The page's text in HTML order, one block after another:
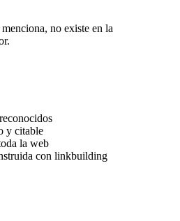
no existe en la
y citable
la web
con linkbuilding